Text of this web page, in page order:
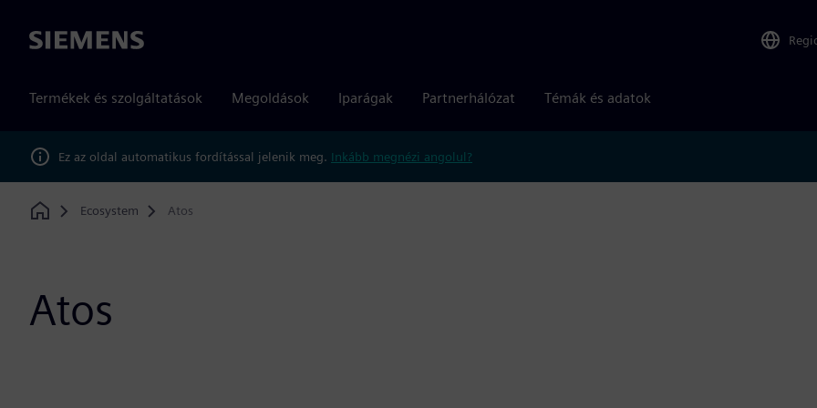
Siemens
Termékek és szolgáltatások Megoldások Iparágak Partnerhálózat Témák és adatok
Ez az oldal automatikus fordítással jelenik meg. Inkább megnézi angolul?
Home
Ecosystem Atos
Atos